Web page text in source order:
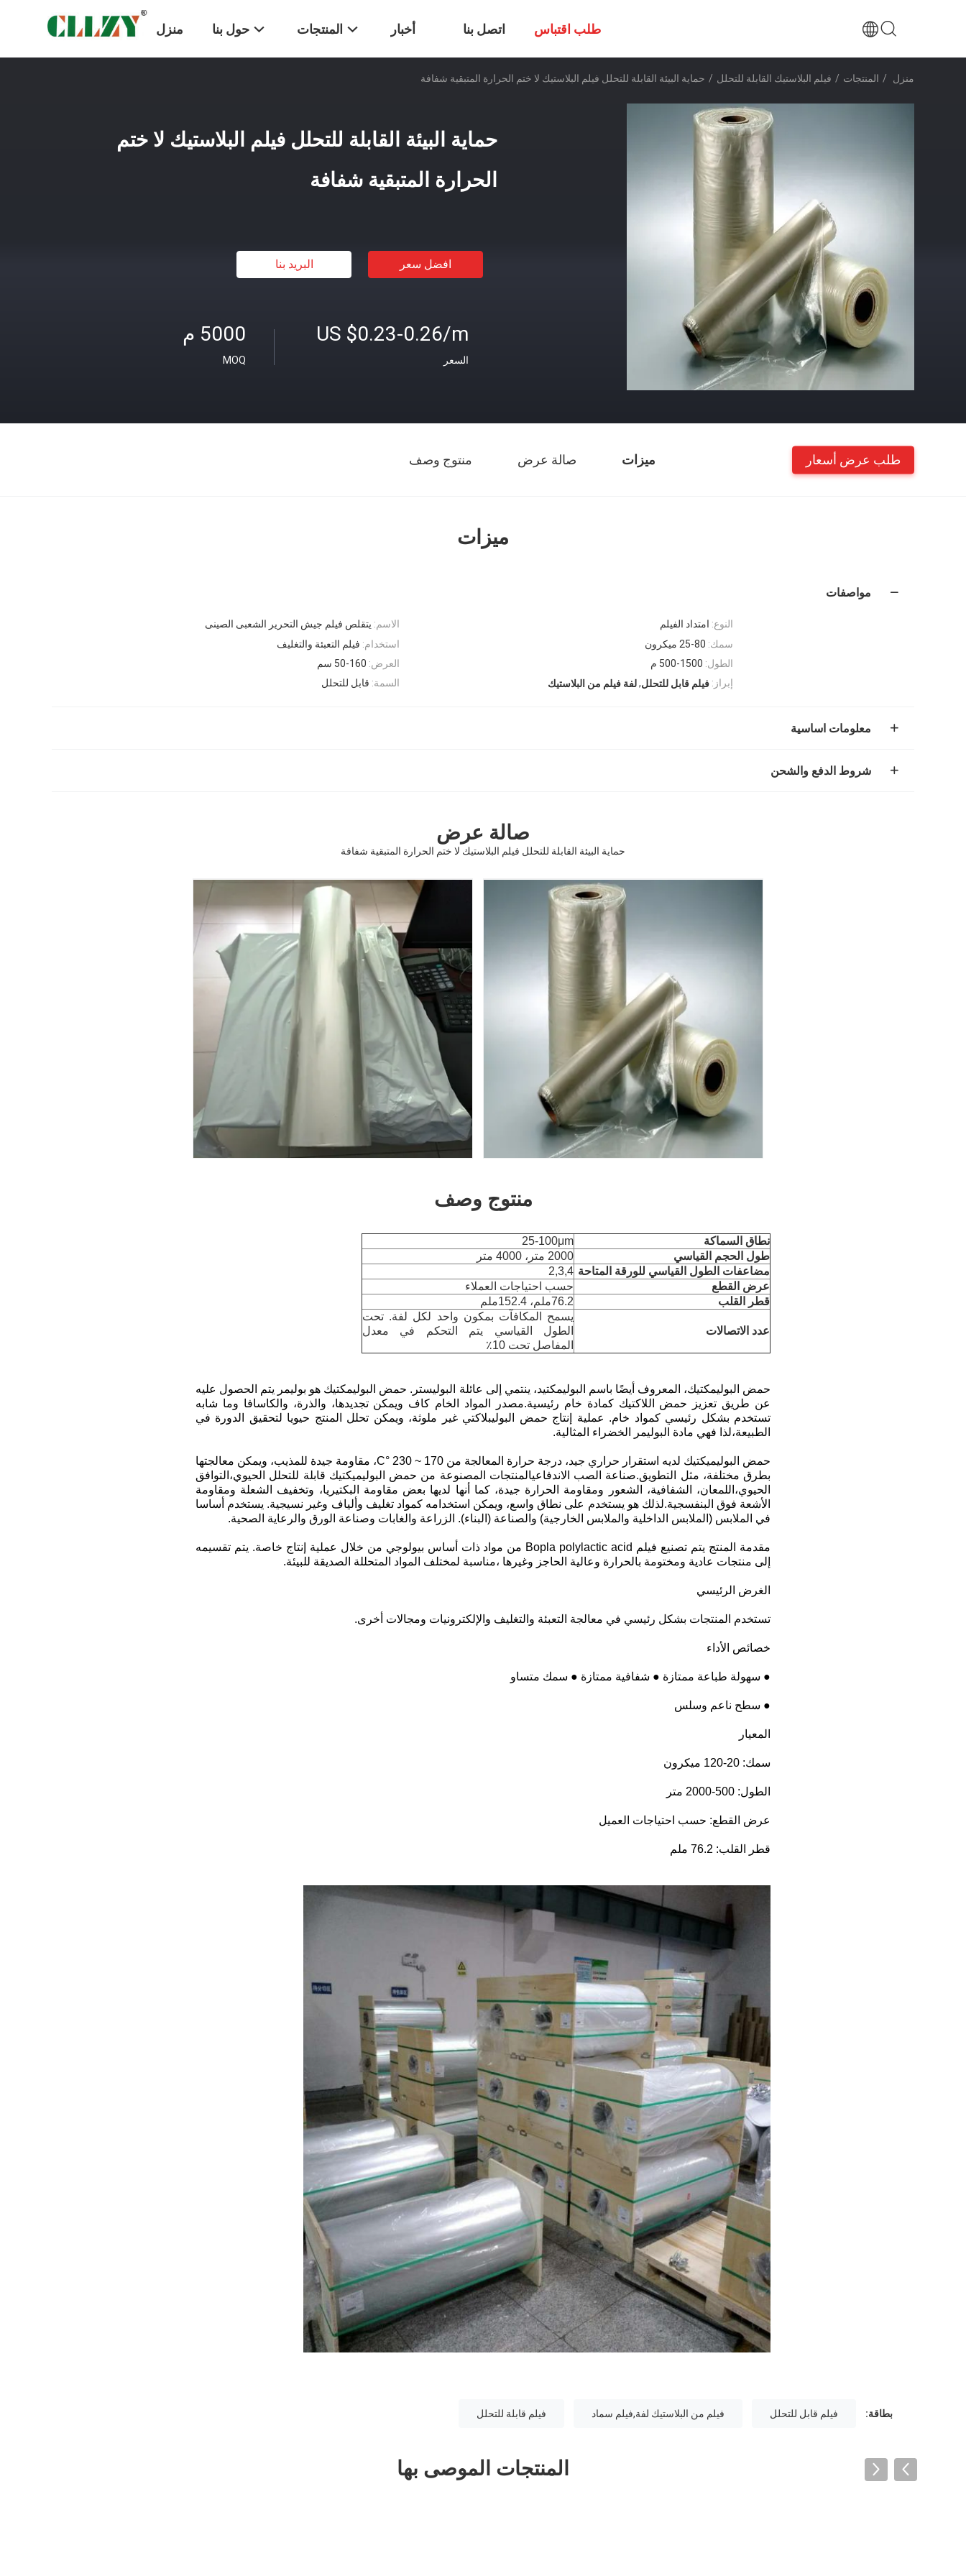
منزل حول بنا المنتجات أخبار اتصل بنا طلب اقتباس
منزل / المنتجات / فيلم البلاستيك القابلة للتحلل / حماية البيئة القابلة للتحلل فيلم البلاستيك لا ختم الحرارة المتبقية شفافة
حماية البيئة القابلة للتحلل فيلم البلاستيك لا ختم
الحرارة المتبقية شفافة
افضل سعر البريد بنا
5000 م
MOQ
US $0.23-0.26/m
السعر
ميزات صالة عرض منتوج وصف طلب عرض أسعار
ميزات
مواصفات
الاسم: يتقلص فيلم جيش التحرير الشعبى الصينى النوع: امتداد الفيلم
استخدام: فيلم التعبئة والتغليف سمك: 25-80 ميكرون
العرض: 50-160 سم الطول: 500-1500 م
السمة: قابل للتحلل إبراز: فيلم قابل للتحلل,لفة فيلم من البلاستيك
معلومات اساسية
شروط الدفع والشحن
صالة عرض
حماية البيئة القابلة للتحلل فيلم البلاستيك لا ختم الحرارة المتبقية شفافة
منتوج وصف
نطاق السماكة
25-100μm
طول الحجم القياسي
2000 متر، 4000 متر
مضاعفات الطول القياسي للورقة المتاحة 2,3,4
عرض القطع
حسب احتياجات العملاء
قطر القلب
76.2ملم، 152.4ملم
عدد الاتصالات
يسمح المكافآت بمكون واحد لكل لفة. تحت
الطول القياسي يتم التحكم في معدل
المفاصل تحت 10٪
حمض البوليمكتيك، المعروف أيضًا باسم البوليمكتيد، ينتمي إلى عائلة البوليستر. حمض البوليمكتيك هو بوليمر يتم الحصول عليه
عن طريق تعزيز حمض اللاكتيك كمادة خام رئيسية.مصدر المواد الخام كاف ويمكن تجديدها، والذرة، والكاسافا وما شابه
تستخدم بشكل رئيسي كمواد خام. عملية إنتاج حمض البوليبلاكتي غير ملوثة، ويمكن تحلل المنتج حيويا لتحقيق الدورة في
الطبيعة،لذا فهي مادة البوليمر الخضراء المثالية.
حمض البوليميكتيك لديه استقرار حراري جيد، درجة حرارة المعالجة من 170 ~ 230 °C، مقاومة جيدة للمذيب، ويمكن معالجتها
بطرق مختلفة، مثل التطويق.صناعة الصب الاندفاعيالمنتجات المصنوعة من حمض البوليميكتيك قابلة للتحلل الحيوي،التوافق
الحيوي،اللمعان، الشفافية، الشعور ومقاومة الحرارة جيدة، كما أنها لديها بعض مقاومة البكتيريا، وتخفيف الشعلة ومقاومة
الأشعة فوق البنفسجية.لذلك هو يستخدم على نطاق واسع، ويمكن استخدامه كمواد تغليف وألياف وغير نسيجية. يستخدم أساسا
في الملابس (الملابس الداخلية والملابس الخارجية) والصناعة (البناء). الزراعة والغابات وصناعة الورق والرعاية الصحية.
مقدمة المنتج يتم تصنيع فيلم Bopla polylactic acid من مواد ذات أساس بيولوجي من خلال عملية إنتاج خاصة. يتم تقسيمه
إلى منتجات عادية ومختومة بالحرارة وعالية الحاجز وغيرها ،مناسبة لمختلف المواد المتحللة الصديقة للبيئة.
الغرض الرئيسي
تستخدم المنتجات بشكل رئيسي في معالجة التعبئة والتغليف والإلكترونيات ومجالات أخرى.
خصائص الأداء
● سهولة طباعة ممتازة ● شفافية ممتازة ● سمك متساو
● سطح ناعم وسلس
المعيار
سمك: 20-120 ميكرون
الطول: 500-2000 متر
عرض القطع: حسب احتياجات العميل
قطر القلب: 76.2 ملم
بطاقة: فيلم قابل للتحلل فيلم من البلاستيك لفة,فيلم سماد فيلم قابلة للتحلل
المنتجات الموصى بها